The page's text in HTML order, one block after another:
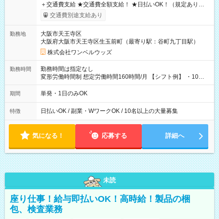
＋交通費支給 ★交通費全額支給！ ★日払いOK！（規定あり） ┗
働いたその日に現金GET♪ お仕事後はコンビニATMから 日払
交通費別途支給あり
勤務地
大阪市天王寺区
大阪府大阪市天王寺区生玉前町（最寄り駅：谷町九丁目駅）
株式会社ワンベルウッズ
勤務時間
勤務時間は指定なし
変形労働時間制 想定労働時間160時間/月 【シフト例】 ・10：
00～20：00
期間 単発・1日のみOK
特徴 日払いOK / 副業・WワークOK / 10名以上の大量募集
気になる！ 応募する 詳細へ
未読
座り仕事！給与即払いOK！高時給！製品の梱
包、検査業務